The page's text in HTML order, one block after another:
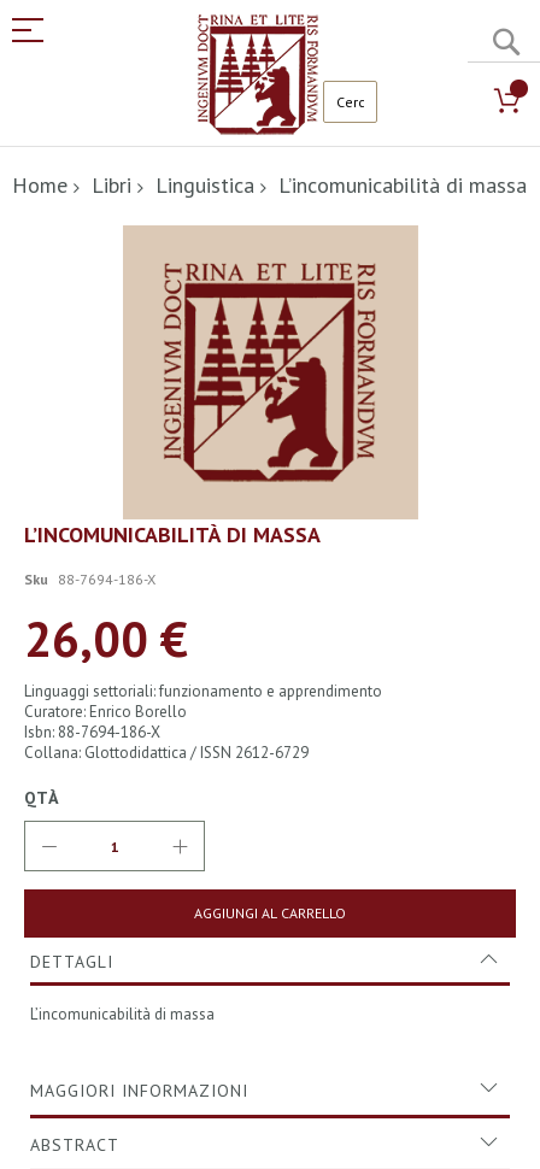
al
contenuto
Home Libri Linguistica L’incomunicabilità di massa
Vai
all'inizio
galleria
immagini
L’INCOMUNICABILITÀ DI MASSA
Sku 88-7694-186-X
26,00 €
Linguaggi settoriali: funzionamento e apprendimento
Curatore: Enrico Borello
Isbn: 88-7694-186-X
Collana: Glottodidattica / ISSN 2612-6729
QTÀ
AGGIUNGI AL CARRELLO
DETTAGLI
L’incomunicabilità di massa
MAGGIORI INFORMAZIONI
ABSTRACT